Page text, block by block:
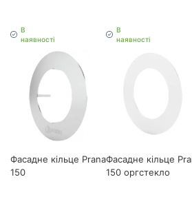
В
наявності
Фасадне кільце Prana
150
В
наявності
Фасадне кільце
150 оргстекло